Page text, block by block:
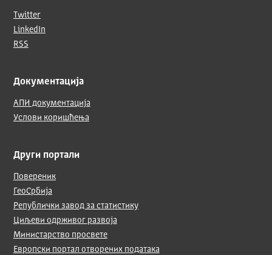
Twitter
LinkedIn
RSS
Документација
АПИ документација
Услови коришћења
Други портали
Повереник
ГеоСрбија
Републички завод за статистику
Циљеви одрживог развоја
Министарство просвете
Европски портал отворених података